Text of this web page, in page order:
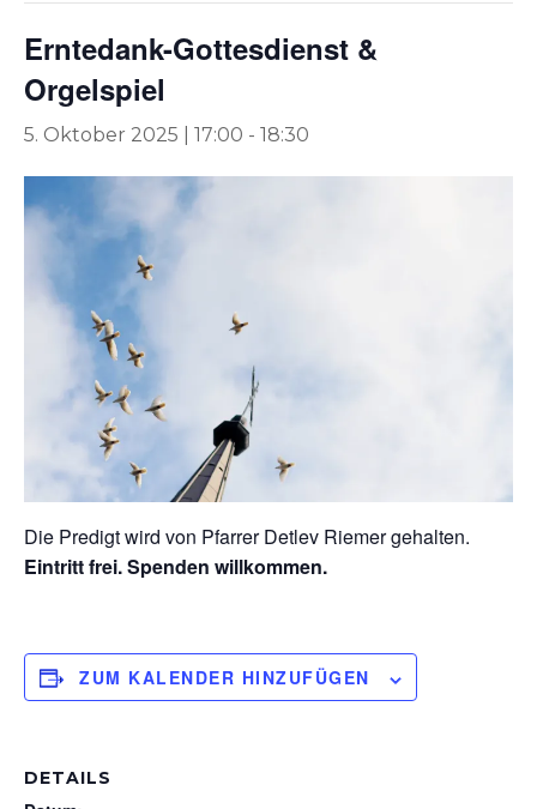
Erntedank-Gottesdienst &
Orgelspiel
5. Oktober 2025 | 17:00 - 18:30
Die Predigt wird von Pfarrer Detlev Riemer gehalten.
Eintritt frei. Spenden willkommen.
ZUM KALENDER HINZUFÜGEN
DETAILS